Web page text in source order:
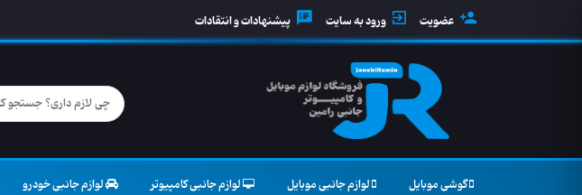
عضویت ورود به سایت پیشنهادات و انتقادات
گوشی موبایل لوازم جانبی موبایل لوازم جانبی کامپیوتر لوازم جانبی خودرو